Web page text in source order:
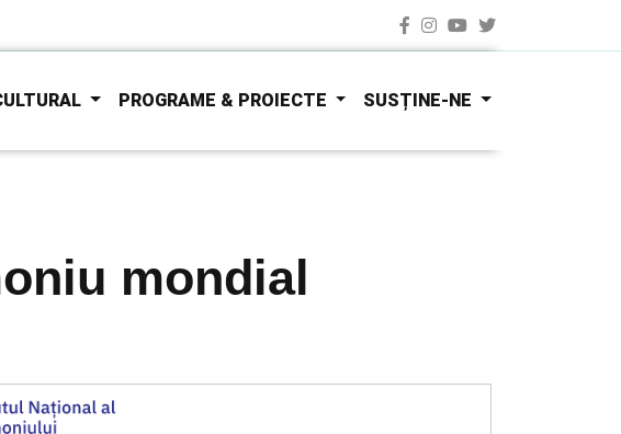
PROGRAME & PROIECTE SUSȚINE-NE
mondial